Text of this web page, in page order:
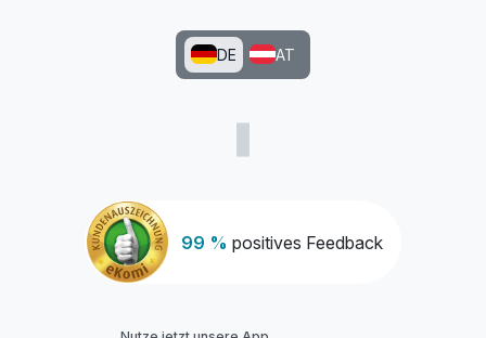
99 % positives Feedback
DE AT